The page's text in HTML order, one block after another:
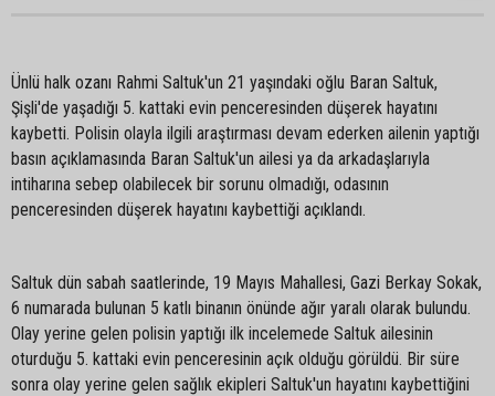
Ünlü halk ozanı Rahmi Saltuk'un 21 yaşındaki oğlu Baran Saltuk,
Şişli'de yaşadığı 5. kattaki evin penceresinden düşerek hayatını
kaybetti. Polisin olayla ilgili araştırması devam ederken ailenin yaptığı
basın açıklamasında Baran Saltuk'un ailesi ya da arkadaşlarıyla
intiharına sebep olabilecek bir sorunu olmadığı, odasının
penceresinden düşerek hayatını kaybettiği açıklandı.
Saltuk dün sabah saatlerinde, 19 Mayıs Mahallesi, Gazi Berkay Sokak,
6 numarada bulunan 5 katlı binanın önünde ağır yaralı olarak bulundu.
Olay yerine gelen polisin yaptığı ilk incelemede Saltuk ailesinin
oturduğu 5. kattaki evin penceresinin açık olduğu görüldü. Bir süre
sonra olay yerine gelen sağlık ekipleri Saltuk'un hayatını kaybettiğini